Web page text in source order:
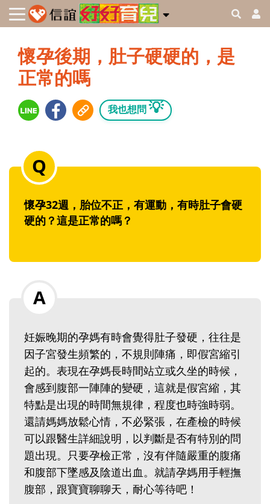
懷孕後期，肚子硬硬的，是
正常的嗎
我也想問 💡
懷孕32週，胎位不正，有運動，有時肚子會硬
硬的？這是正常的嗎？
妊娠晚期的孕媽有時會覺得肚子發硬，往往是
因子宮發生頻繁的，不規則陣痛，即假宮縮引
起的。表現在孕媽長時間站立或久坐的時候，
會感到腹部一陣陣的變硬，這就是假宮縮，其
特點是出現的時間無規律，程度也時強時弱。
還請媽媽放鬆心情，不必緊張，在產檢的時候
可以跟醫生詳細說明，以判斷是否有特別的問
題出現。只要孕檢正常，沒有伴隨嚴重的腹痛
和腹部下墜感及陰道出血。就請孕媽用手輕撫
腹部，跟寶寶聊聊天，耐心等待吧！